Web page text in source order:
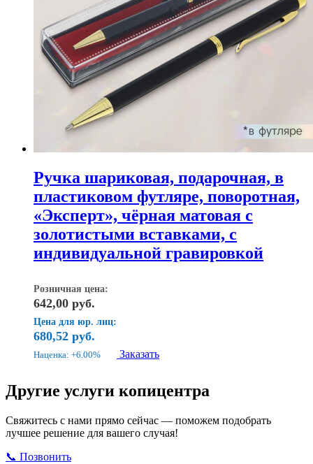
Ручка шариковая, подарочная, в
пластиковом футляре, поворотная,
«Эксперт», чёрная матовая с
золотистыми вставками, с
индивидуальной гравировкой
Розничная цена:
642,00 руб.
Цена для юр. лиц:
680,52 руб.
Наценка: +6.00% Заказать
Другие услуги копицентра
Свяжитесь с нами прямо сейчас — поможем подобрать
лучшее решение для вашего случая!
📞 Позвонить